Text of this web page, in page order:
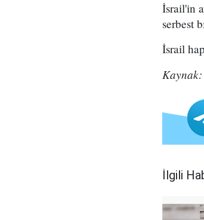
İsrail'in
serbest
İsrail
Kaynak:
İlgili